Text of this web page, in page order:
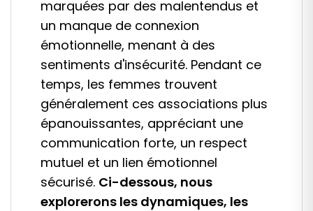
marquées par des malentendus et
un manque de connexion
émotionnelle, menant à des
sentiments d'insécurité. Pendant ce
temps, les femmes trouvent
généralement ces associations plus
épanouissantes, appréciant une
communication forte, un respect
mutuel et un lien émotionnel
sécurisé. Ci-dessous, nous
explorerons les dynamiques, les